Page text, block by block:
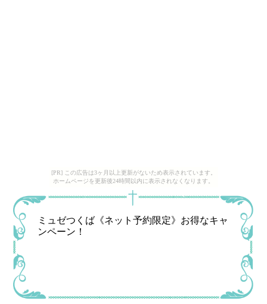
[PR] この広告は3ヶ月以上更新がないため表示されています。
ホームページを更新後24時間以内に表示されなくなります。
ミュゼつくば《ネット予約限定》お得なキャ
ンペーン！